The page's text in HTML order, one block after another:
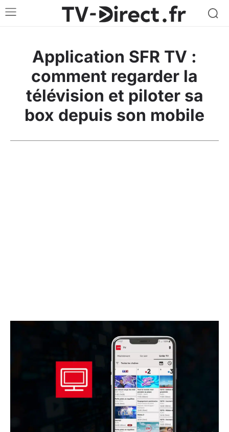
Application SFR TV :
comment regarder la
télévision et piloter sa
box depuis son mobile